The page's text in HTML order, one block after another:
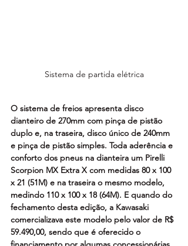
Sistema de partida elétrica
O sistema de freios apresenta disco
dianteiro de 270mm com pinça de pistão
duplo e, na traseira, disco único de 240mm
e pinça de pistão simples. Toda aderência e
conforto dos pneus na dianteira um Pirelli
Scorpion MX Extra X com medidas 80 x 100
x 21 (51M) e na traseira o mesmo modelo,
medindo 110 x 100 x 18 (64M). E quando do
fechamento desta edição, a Kawasaki
comercializava este modelo pelo valor de R$
59.490,00, sendo que é oferecido o